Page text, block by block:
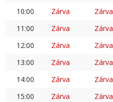
10:00
Zárva Zárva
11:00
Zárva Zárva
12:00
Zárva Zárva
13:00
Zárva Zárva
14:00
Zárva Zárva
15:00
Zárva Zárva